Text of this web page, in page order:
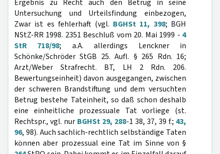
Ergebnis zu Recht auch den Betrug in seine
Untersuchung und Urteilsfindung einbezogen,
Zwar ist es fehlerhaft (vgl. BGHSt 11, 398; BGH
NStZ-RR 1998. 2351 Beschluß vom 20. Mai 1999 - 4
StR 718/98; a.A. allerdings Lenckner in
Schönke/Schröder StGB 25. Aufl. § 265 Rdn. 16;
Arzt/Weber Strafrecht. BT, LH 2 Rdn. 206.
Bewertungseinheit) davon ausgegangen, zwischen
der schweren Brandstiftung und dem versuchten
Betrug bestehe Tateinheit, so daß schon deshalb
eine einheitliche prozessuale Tat vorliege (st.
Rechtspr., vgl. nur BGHSt 29, 288-1 38, 37, 39 f.; 43,
96, 98). Auch sachlich-rechtlich selbständige Taten
können aber prozessual eine Tat im Sinne von §